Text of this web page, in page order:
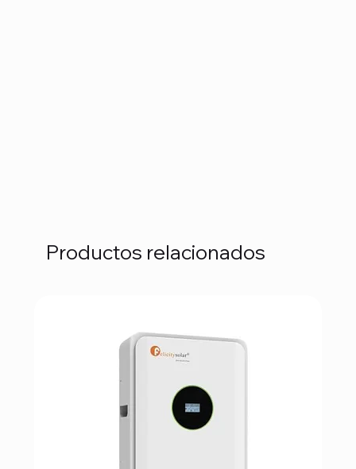
Productos relacionados